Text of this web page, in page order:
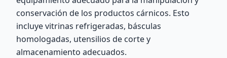
conservación de los productos cárnicos. Esto
incluye vitrinas refrigeradas, básculas
homologadas, utensilios de corte y
almacenamiento adecuados.